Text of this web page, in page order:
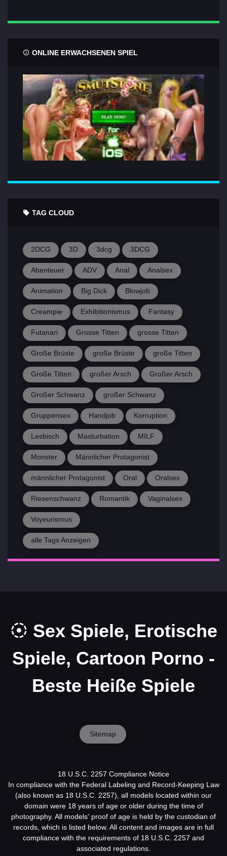
ONLINE ERWACHSENEN SPIEL
TAG CLOUD
2DCG 3D 3dcg 3DCG
Abenteuer ADV Anal Analsex
Animation Big Dick Blowjob
Creampie Exhibitionismus Fantasy
Futanari Grosse Titten grosse Titten
Große Brüste große Brüste große Titten
Große Titten großer Arsch Großer Arsch
Großer Schwanz großer Schwanz
Gruppensex Handjob Korruption
Lesbisch Masturbation MILF
Monster Männlicher Protagonist
männlicher Protagonist Oral Oralsex
Riesenschwanz Romantik Vaginalsex
Voyeurismus
alle Tags Anzeigen
Sex Spiele, Erotische
Spiele, Cartoon Porno -
Beste Heiße Spiele
Sitemap
18 U.S.C. 2257 Compliance Notice
In compliance with the Federal Labeling and Record-Keeping Law
(also known as 18 U.S.C. 2257), all models located within our
domain were 18 years of age or older during the time of
photography. All models' proof of age is held by the custodian of
records, which is listed below. All content and images are in full
compliance with the requirements of 18 U.S.C. 2257 and
associated regulations.